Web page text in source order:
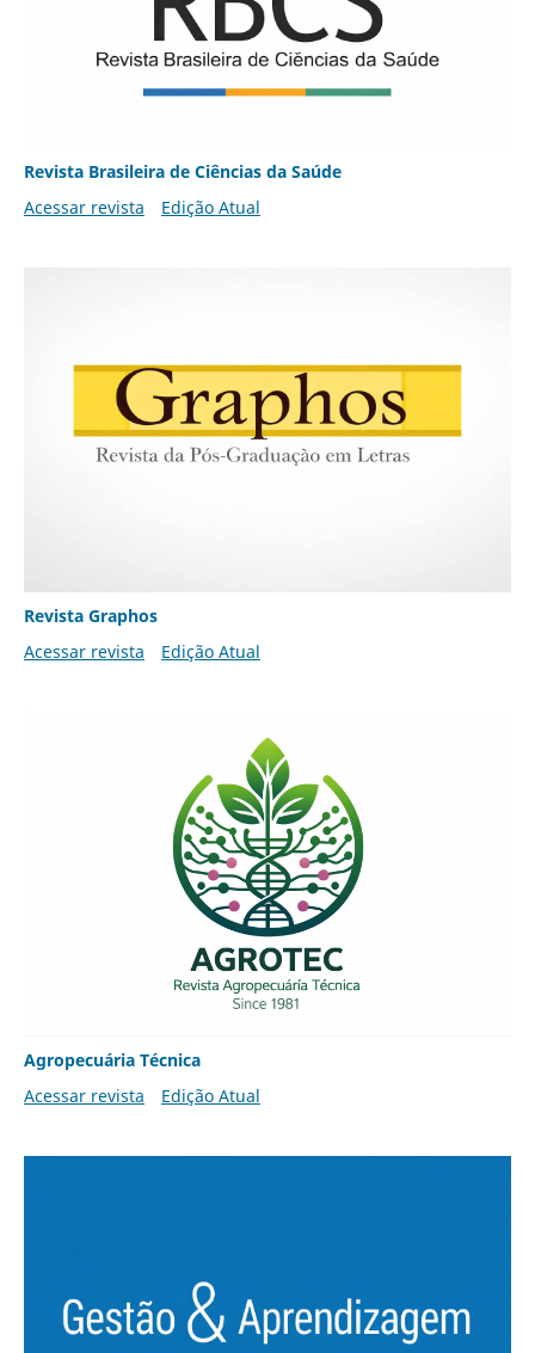
Revista Brasileira de Ciências da Saúde
Acessar revista
Edição Atual
Revista Graphos
Acessar revista
Edição Atual
Agropecuária Técnica
Acessar revista
Edição Atual